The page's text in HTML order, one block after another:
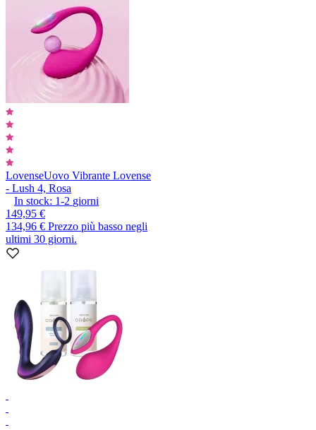
LovenseUovo Vibrante Lovense
- Lush 4, Rosa
In stock: 1-2 giorni
149,95 €
134,96 € Prezzo più basso negli
ultimi 30 giorni.